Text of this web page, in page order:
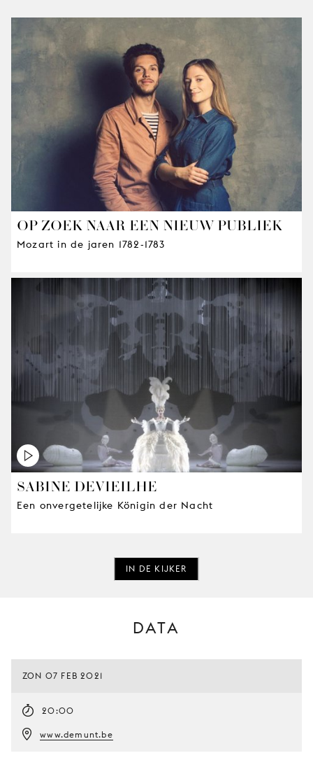
OP ZOEK NAAR EEN NIEUW PUBLIEK
Mozart in de jaren 1782-1783
SABINE DEVIEILHE
Een onvergetelijke Königin der Nacht
IN DE KIJKER
DATA
ZON 07 FEB 2021
20:00
www.demunt.be